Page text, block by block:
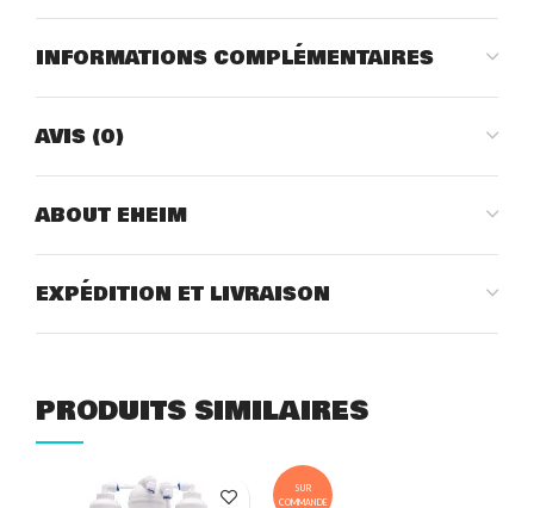
INFORMATIONS COMPLÉMENTAIRES
AVIS (0)
ABOUT EHEIM
EXPÉDITION ET LIVRAISON
PRODUITS SIMILAIRES
SUR
COMMANDE